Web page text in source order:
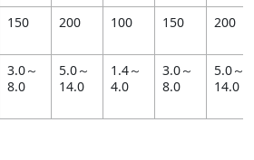
150 200 100 150 200
3.0～
8.0
5.0～
14.0
1.4～
4.0
3.0～
8.0
5.0～
14.0